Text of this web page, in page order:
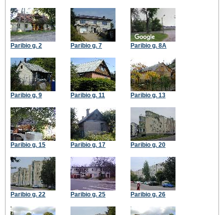
Paribio g. 2 Paribio g. 7 Paribio g. 8A
Paribio g. 9 Paribio g. 11 Paribio g. 13
Paribio g. 15 Paribio g. 17 Paribio g. 20
Paribio g. 22 Paribio g. 25 Paribio g. 26